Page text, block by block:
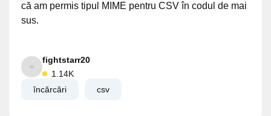
că am permis tipul MIME pentru CSV în codul de mai
sus.
fightstarr20
1.14K
încărcări
csv